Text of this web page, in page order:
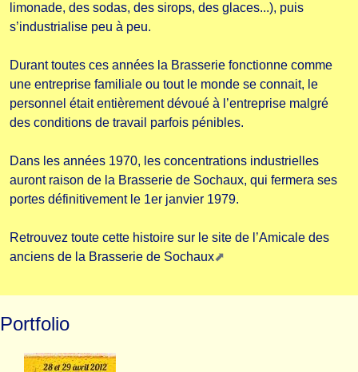
limonade, des sodas, des sirops, des glaces...), puis
s’industrialise peu à peu.
Durant toutes ces années la Brasserie fonctionne comme
une entreprise familiale ou tout le monde se connait, le
personnel était entièrement dévoué à l’entreprise malgré
des conditions de travail parfois pénibles.
Dans les années 1970, les concentrations industrielles
auront raison de la Brasserie de Sochaux, qui fermera ses
portes définitivement le 1er janvier 1979.
Retrouvez toute cette histoire sur le site de l’Amicale des
anciens de la Brasserie de Sochaux
Portfolio